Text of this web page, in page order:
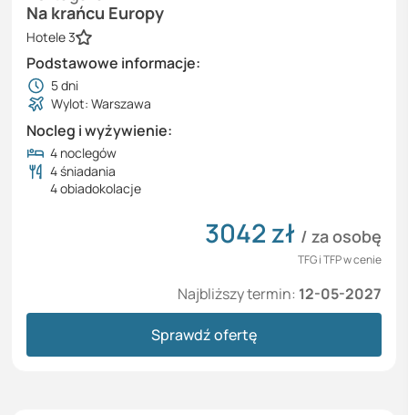
Na krańcu Europy
Hotele 3
Podstawowe informacje:
5dni
Wylot: Warszawa
Nocleg i wyżywienie:
4 noclegów
4 śniadania
4 obiadokolacje
3042zł / za osobę
TFG i TFP w cenie
Najbliższy termin: 12-05-2027
Sprawdź ofertę